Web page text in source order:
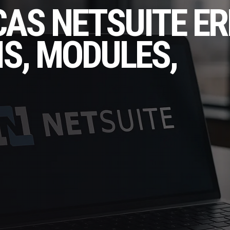
NETSUITE
MODULES,